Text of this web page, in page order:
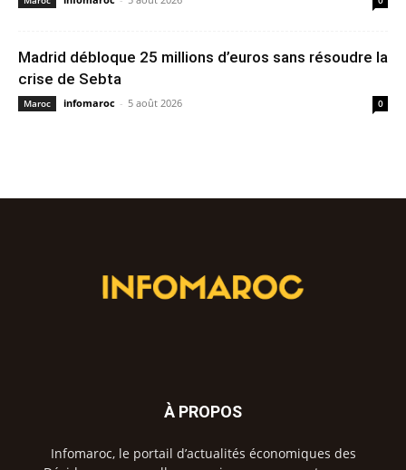
Madrid débloque 25 millions d’euros sans résoudre la
crise de Sebta
Maroc infomaroc - 5 août 2026 0
À PROPOS
Infomaroc, le portail d’actualités économiques des